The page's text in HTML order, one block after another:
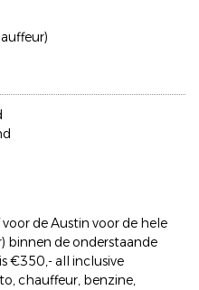
voor de Austin voor de hele
binnen de onderstaande
€350,- all inclusive
chauffeur, benzine,